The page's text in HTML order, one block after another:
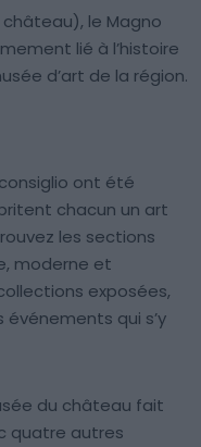
le Magno
lié à l’histoire
d’art de la région.
ont été
chacun un art
les sections
moderne et
exposées,
événements qui s’y
du château fait
quatre autres